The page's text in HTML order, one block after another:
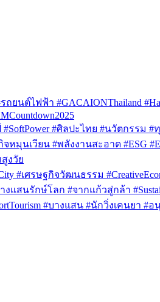
ถยนต์ไฟฟ้า #GACAIONThailand
#ศิลปะไทย #นวัตกรรม
มุนเวียน #พลังงานสะอาด #ESG
งวัย
#เศรษฐกิจวัฒนธรรม
งแสนรักษ์โลก #จากแก้วสู่กล้า
#บางแสน #นักวิ่งเคนยา